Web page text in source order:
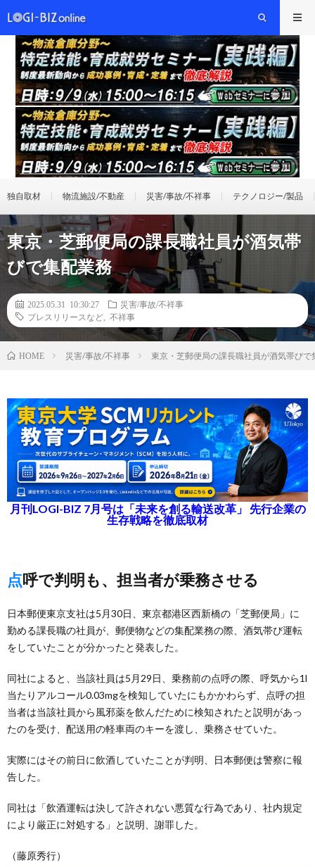
独自取材 物流施設/不動産 災害/事故/不祥事 テクノロジー/製品
東京・芝郵便局の課長職社員が酒気帯
びで集配業務
2025.05.31 10:30:27
災害/事故/不祥事
プレスリリースなど
不祥事
HOME 災害/事故/不祥事 東京・芝郵便局の課長職社員が酒気帯びで
月刊LOGI-BIZ 7月号は「未来を創る輸送改革」 先行企業の
生存戦略を徹底取材
点呼で判明も、担当者が乗務させる
日本郵便東京支社は5月30日、東京都港区西新橋の「芝郵便局」に
勤める課長職の社員が、郵便物などの集配業務の際、酒気帯び運転
をしていたことが分かったと発表した。
同社によると、当該社員は5月29日、乗務前の点呼の際、呼気から1l
当たりアルコール0.03mgを検知していたにもかかわらず、点呼の担
当者は当該社員から風邪薬を飲んだために検知されたと説明があっ
たのを受け、配送用の軽車両のキーを渡し、乗務させていた。
実際にはその前日に飲酒していたことが判明、日本郵便は警察に報
告した。
同社は「飲酒運転は決して許されない悪質な行為であり、社内規定
により厳正に対処する」と説明、謝罪した。
（藤原秀行）